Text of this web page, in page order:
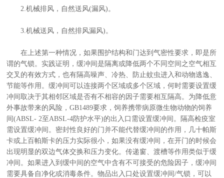
2.机械排风，自然送风(漏风)。
3.机械送风，自然排风漏风)。
在上述第一种情况，如果围护结构和门达到气密性要求，即是所
谓的气锁。实践证明，缓冲间是隔离或降低两个不同空间之空气相互
交叉的有效方式，也有隔高噪声、冷热、防止蚊虫进入和动物逃逸、
节能等作用。缓冲间可以连接两个区域或多个区域，何时需要设置缓
冲间取决于其相邻区域是否有不相容的因子需要相互隔高。为降低意
外事故带来的风险，GB1489要求，饲养携带病原微生物动物的饲养
间(ABSL- 2至ABSL-4防护水平)的出入口需设置缓冲间。隔高检疫室
需设置缓冲间。密封性良好的门并不能代替缓冲间的作用，几十帕斯
卡或上百帕斯卡的压力实际很小，如果没有缓冲间，在开门的时候会
出现明显的双边气体交换和压力变化。传递窗、渡槽等作用类似于缓
冲间。如果进入到缓中间的空气中含有不可接受的危险因子，缓冲间
需要具备自净化或消毒条件。物品出入口处设置缓冲间/气锁，可以